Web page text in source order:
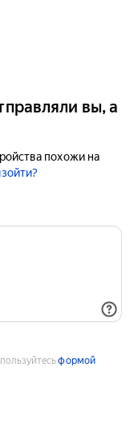
вы, а
похожи на
формой